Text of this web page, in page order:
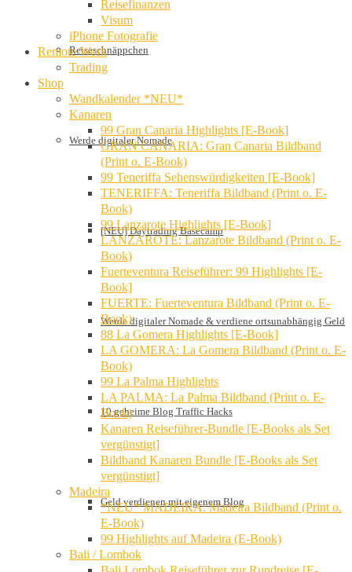
Reiseschnäppchen
Werde digitaler Nomade
[NEU] Daytrading Basecamp
Werde digitaler Nomade & verdiene ortsunabhängig Geld
10 geheime Blog Traffic Hacks
Geld verdienen mit eigenem Blog
Reisefinanzen
Visum
iPhone Fotografie
Remote Work
Trading
Shop
Wandkalender *NEU*
Kanaren
99 Gran Canaria Highlights [E-Book]
GRAN CANARIA: Gran Canaria Bildband
(Print o. E-Book)
99 Teneriffa Sehenswürdigkeiten [E-Book]
TENERIFFA: Teneriffa Bildband (Print o. E-
Book)
99 Lanzarote Highlights [E-Book]
LANZAROTE: Lanzarote Bildband (Print o. E-
Book)
Fuerteventura Reiseführer: 99 Highlights [E-
Book]
FUERTE: Fuerteventura Bildband (Print o. E-
Book)
88 La Gomera Highlights [E-Book]
LA GOMERA: La Gomera Bildband (Print o. E-
Book)
99 La Palma Highlights
LA PALMA: La Palma Bildband (Print o. E-
Book)
Kanaren Reiseführer-Bundle [E-Books als Set
vergünstigt]
Bildband Kanaren Bundle [E-Books als Set
vergünstigt]
Madeira
*NEU* MADEIRA: Madeira Bildband (Print o.
E-Book)
99 Highlights auf Madeira (E-Book)
Bali / Lombok